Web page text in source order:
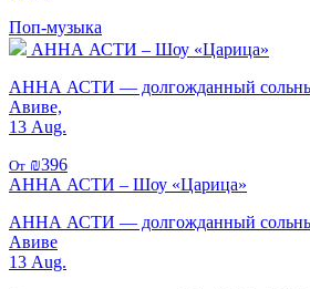
Поп-музыка
АННА АСТИ – Шоу «Царица»
АННА АСТИ — долгожданный
Авиве,
13 Aug.
От ₪396
АННА АСТИ – Шоу «Царица»
АННА АСТИ — долгожданный
Авиве
13 Aug.